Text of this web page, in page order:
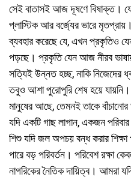
সেই বাতাসই আজ দূষণে বিষাক্ত।
প্লাস্টিক আর বর্জ্যের ভারে
ব্যবহার করেছে যে, এখন প্রকৃতিও
পড়ছে। প্রকৃতি যেন আজ নীরব
সত্যিই উন্নত হচ্ছ, নাকি নিজেদের
তবুও আশা পুরোপুরি শেষ হয়ে যায়নি।
মানুষের আছে, তেমনই তাকে
যদি একটি গাছ লাগান, একজন
শিশু যদি জল অপচয় বন্ধ করার
পারে বড় পরিবর্তন। পরিবেশ রক্ষা
নাগরিকের নৈতিক দায়িত্ব। আমরা